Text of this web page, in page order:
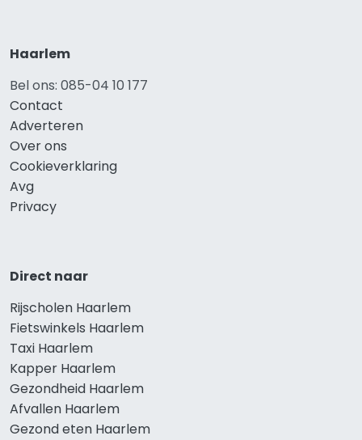
Haarlem
Bel ons: 085-04 10 177
Contact
Adverteren
Over ons
Cookieverklaring
Avg
Privacy
Direct naar
Rijscholen Haarlem
Fietswinkels Haarlem
Taxi Haarlem
Kapper Haarlem
Gezondheid Haarlem
Afvallen Haarlem
Gezond eten Haarlem